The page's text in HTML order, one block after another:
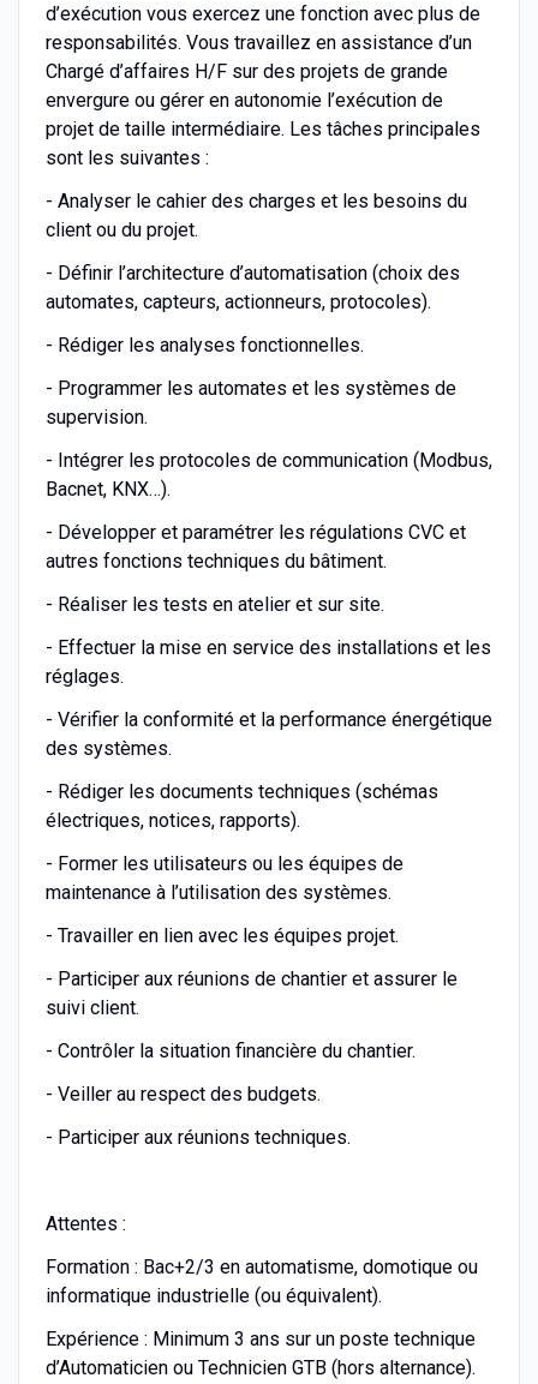
d’exécution vous exercez une fonction avec plus de
responsabilités. Vous travaillez en assistance d’un
Chargé d’affaires H/F sur des projets de grande
envergure ou gérer en autonomie l’exécution de
projet de taille intermédiaire. Les tâches principales
sont les suivantes :
- Analyser le cahier des charges et les besoins du
client ou du projet.
- Définir l’architecture d’automatisation (choix des
automates, capteurs, actionneurs, protocoles).
- Rédiger les analyses fonctionnelles.
- Programmer les automates et les systèmes de
supervision.
- Intégrer les protocoles de communication (Modbus,
Bacnet, KNX…).
- Développer et paramétrer les régulations CVC et
autres fonctions techniques du bâtiment.
- Réaliser les tests en atelier et sur site.
- Effectuer la mise en service des installations et les
réglages.
- Vérifier la conformité et la performance énergétique
des systèmes.
- Rédiger les documents techniques (schémas
électriques, notices, rapports).
- Former les utilisateurs ou les équipes de
maintenance à l’utilisation des systèmes.
- Travailler en lien avec les équipes projet.
- Participer aux réunions de chantier et assurer le
suivi client.
- Contrôler la situation financière du chantier.
- Veiller au respect des budgets.
- Participer aux réunions techniques.
Attentes :
Formation : Bac+2/3 en automatisme, domotique ou
informatique industrielle (ou équivalent).
Expérience : Minimum 3 ans sur un poste technique
d’Automaticien ou Technicien GTB (hors alternance).